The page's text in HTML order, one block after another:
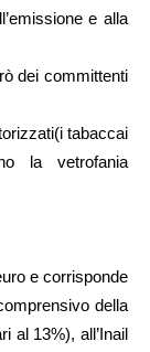
e alla
dei committenti
tabaccai
la vetrofania
e corrisponde
della
al 13%), all’Inail